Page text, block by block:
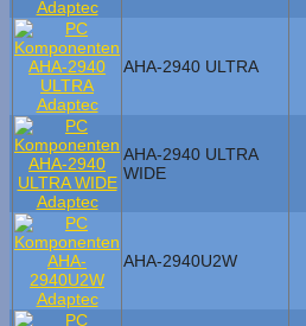
AHA-2940 ULTRA
AHA-2940 ULTRA
WIDE
AHA-2940U2W